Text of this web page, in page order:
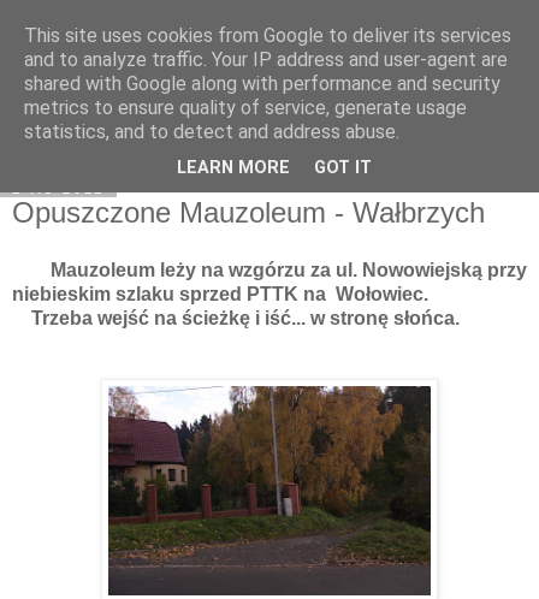
Moje miejsce
Opuszczone Mauzoleum - Wałbrzych
Mauzoleum leży na wzgórzu za ul. Nowowiejską przy
niebieskim szlaku sprzed PTTK na Wołowiec.
Trzeba wejść na ścieżkę i iść... w stronę słońca.
This site uses cookies from Google to deliver its services
and to analyze traffic. Your IP address and user-agent are
shared with Google along with performance and security
metrics to ensure quality of service, generate usage
statistics, and to detect and address abuse.
LEARN MORE GOT IT